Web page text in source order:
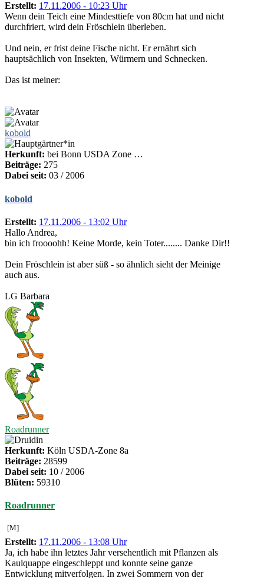
Erstellt: 17.11.2006 - 10:23 Uhr
Wenn dein Teich eine Mindesttiefe von 80cm hat und nicht
durchfriert, wird dein Fröschlein überleben.
Und nein, er frist deine Fische nicht. Er ernährt sich
hauptsächlich von Insekten, Würmern und Schnecken.
Das ist meiner:
kobold
Herkunft: bei Bonn USDA Zone …
Beiträge: 275
Dabei seit: 03 / 2006
kobold
Erstellt: 17.11.2006 - 13:02 Uhr
Hallo Andrea,
bin ich froooohh! Keine Morde, kein Toter........ Danke Dir!!
Dein Fröschlein ist aber süß - so ähnlich sieht der Meinige
auch aus.
LG Barbara
Roadrunner
Herkunft: Köln USDA-Zone 8a
Beiträge: 28599
Dabei seit: 10 / 2006
Blüten: 59310
Roadrunner
[M]
Erstellt: 17.11.2006 - 13:08 Uhr
Ja, ich habe ihn letztes Jahr versehentlich mit Pflanzen als
Kaulquappe eingeschleppt und konnte seine ganze
Entwicklung mitverfolgen. In zwei Sommern von der